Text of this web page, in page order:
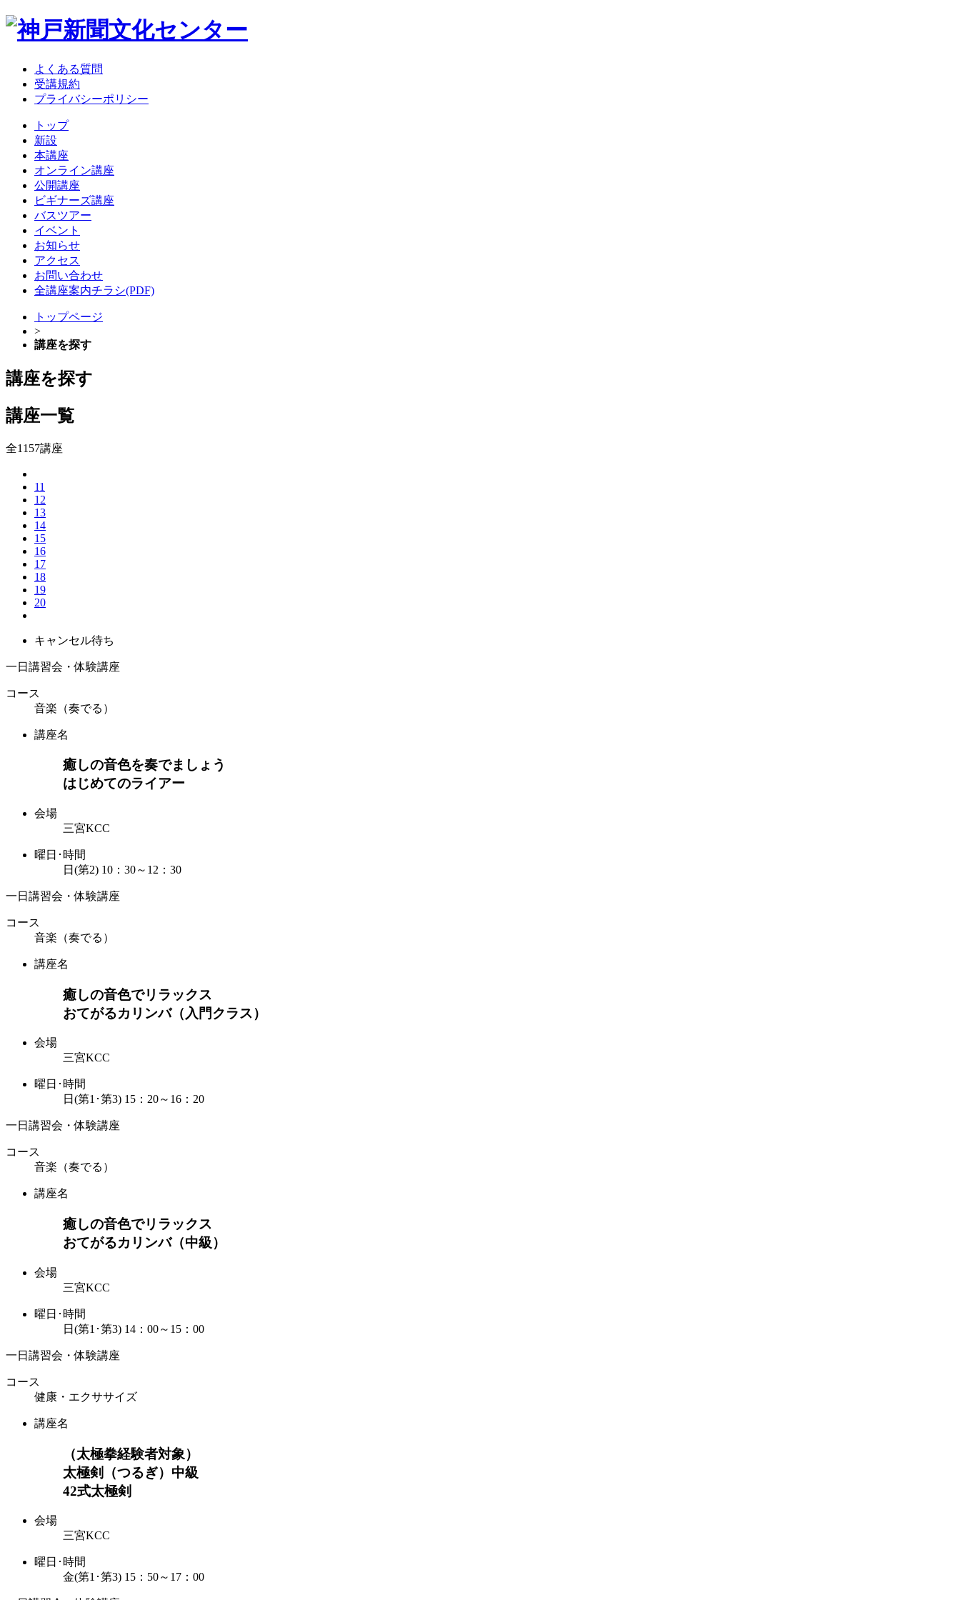
よくある質問
受講規約
プライバシーポリシー
トップ
新設
本講座
オンライン講座
公開講座
ビギナーズ講座
バスツアー
イベント
お知らせ
アクセス
お問い合わせ
全講座案内チラシ(PDF)
トップページ
>
講座を探す
講座を探す
講座一覧
全1157講座
11
12
13
14
15
16
17
18
19
20
キャンセル待ち
一日講習会・体験講座
コース
音楽（奏でる）
講座名
癒しの音色を奏でましょう
はじめてのライアー
会場
三宮KCC
曜日･時間
日(第2) 10：30～12：30
一日講習会・体験講座
コース
音楽（奏でる）
講座名
癒しの音色でリラックス
おてがるカリンバ（入門クラス）
会場
三宮KCC
曜日･時間
日(第1･第3) 15：20～16：20
一日講習会・体験講座
コース
音楽（奏でる）
講座名
癒しの音色でリラックス
おてがるカリンバ（中級）
会場
三宮KCC
曜日･時間
日(第1･第3) 14：00～15：00
一日講習会・体験講座
コース
健康・エクササイズ
講座名
（太極拳経験者対象）
太極剣（つるぎ）中級
42式太極剣
会場
三宮KCC
曜日･時間
金(第1･第3) 15：50～17：00